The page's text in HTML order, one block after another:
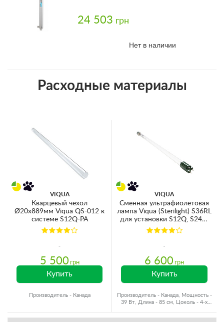
24 503 грн
Нет в наличии
Расходные материалы
VIQUA
Кварцевый чехол
Ø20x889мм Viqua QS-012 к
системе S12Q-PA
5 500 грн
Купить
Производитель - Канада
VIQUA
Сменная ультрафиолетовая
лампа Viqua (Sterilight) S36RL
для установки S12Q, S24Q,
S40Q, SSM-39
6 600 грн
Купить
Производитель - Канада, Мощность -
39 Вт, Длина - 85 см, Цоколь - 4-х